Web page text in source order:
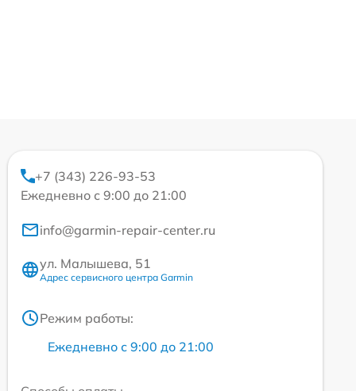
+7 (343) 226-93-53
Ежедневно с 9:00 до 21:00
info@garmin-repair-center.ru
ул. Малышева, 51
Адрес сервисного центра Garmin
Режим работы:
Ежедневно с 9:00 до 21:00